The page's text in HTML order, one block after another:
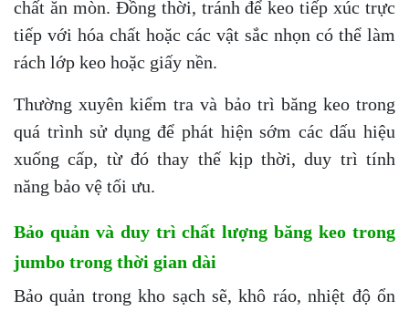
chất ăn mòn. Đồng thời, tránh để keo tiếp xúc trực
tiếp với hóa chất hoặc các vật sắc nhọn có thể làm
rách lớp keo hoặc giấy nền.
Thường xuyên kiểm tra và bảo trì băng keo trong
quá trình sử dụng để phát hiện sớm các dấu hiệu
xuống cấp, từ đó thay thế kịp thời, duy trì tính
năng bảo vệ tối ưu.
Bảo quản và duy trì chất lượng băng keo trong
jumbo trong thời gian dài
Bảo quản trong kho sạch sẽ, khô ráo, nhiệt độ ổn